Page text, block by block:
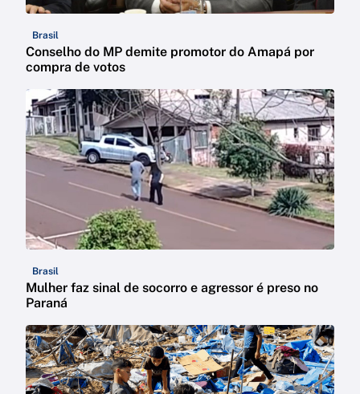
Brasil
Conselho do MP demite promotor do Amapá por
compra de votos
Brasil
Mulher faz sinal de socorro e agressor é preso no
Paraná